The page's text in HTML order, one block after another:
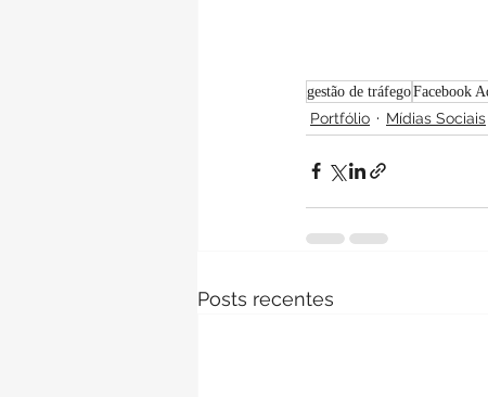
gestão de tráfegoFacebook
Portfólio Mídias Sociais
Posts recentes